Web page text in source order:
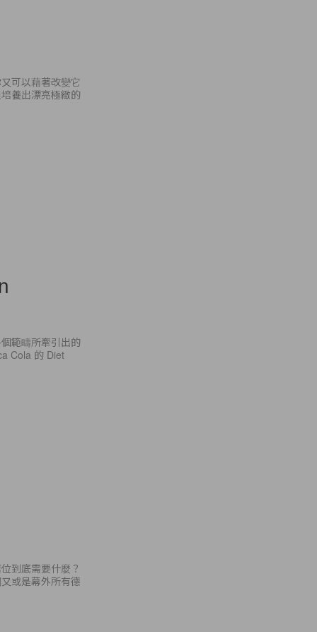
可以藉著改變它
養出漂亮極緻的
範疇所牽引出的
Cola 的 Diet
到底需要什麼？
或是幕外所有德